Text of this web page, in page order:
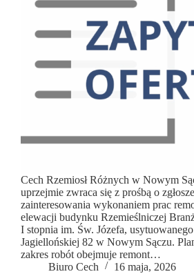
Cech Rzemiosł Różnych w Nowym
uprzejmie zwraca się z prośbą o
zainteresowania wykonaniem prac
elewacji budynku Rzemieślniczej
I stopnia im. Św. Józefa,
Jagiellońskiej 82 w Nowym Sączu.
zakres robót obejmuje remont…
Biuro Cech
16 maja, 2026